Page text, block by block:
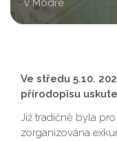
v Modré
Ve středu 5.10.
přírodopisu
Již tradičně byla
zorganizována